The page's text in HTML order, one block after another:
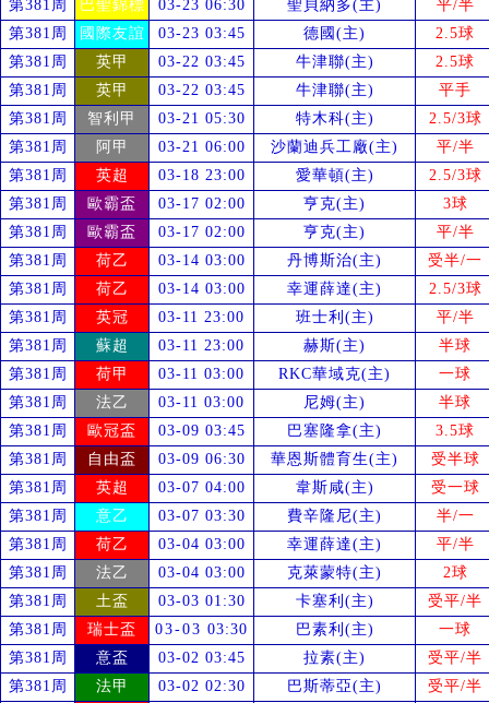
第381周
巴聖錦標 03-23 06:30 聖貝納多(主)
平/半
第381周
國際友誼 03-23 03:45 德國(主)
2.5球
第381周
英甲 03-22 03:45 牛津聯(主)
2.5球
第381周
英甲 03-22 03:45 牛津聯(主)
平手
第381周
智利甲 03-21 05:30 特木科(主)
2.5/3球
第381周
阿甲 03-21 06:00 沙蘭迪兵工廠(主)
平/半
第381周
英超 03-18 23:00 愛華頓(主)
2.5/3球
第381周
歐霸盃 03-17 02:00 亨克(主)
3球
第381周
歐霸盃 03-17 02:00 亨克(主)
平/半
第381周
荷乙 03-14 03:00 丹博斯治(主) 受半/一
第381周
荷乙 03-14 03:00 幸運薛達(主)
2.5/3球
第381周
英冠 03-11 23:00 班士利(主)
平/半
第381周
蘇超 03-11 23:00 赫斯(主)
半球
第381周
荷甲 03-11 03:00 RKC華域克(主)
一球
第381周
法乙 03-11 03:00 尼姆(主)
半球
第381周
歐冠盃 03-09 03:45 巴塞隆拿(主)
3.5球
第381周
自由盃 03-09 06:30 華恩斯體育生(主) 受半球
第381周
英超 03-07 04:00 韋斯咸(主) 受一球
第381周
意乙 03-07 03:30 費辛隆尼(主)
半/一
第381周
荷乙 03-04 03:00 幸運薛達(主)
平/半
第381周
法乙 03-04 03:00 克萊蒙特(主)
2球
第381周
土盃 03-03 01:30 卡塞利(主) 受平/半
第381周
瑞士盃 03-03 03:30 巴素利(主)
一球
第381周
意盃 03-02 03:45 拉素(主) 受平/半
第381周
法甲 03-02 02:30 巴斯蒂亞(主) 受平/半